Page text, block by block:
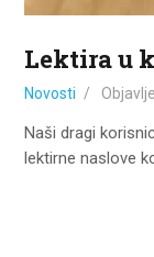
Lektira u
Novosti
Naši dragi
lektirne naslove